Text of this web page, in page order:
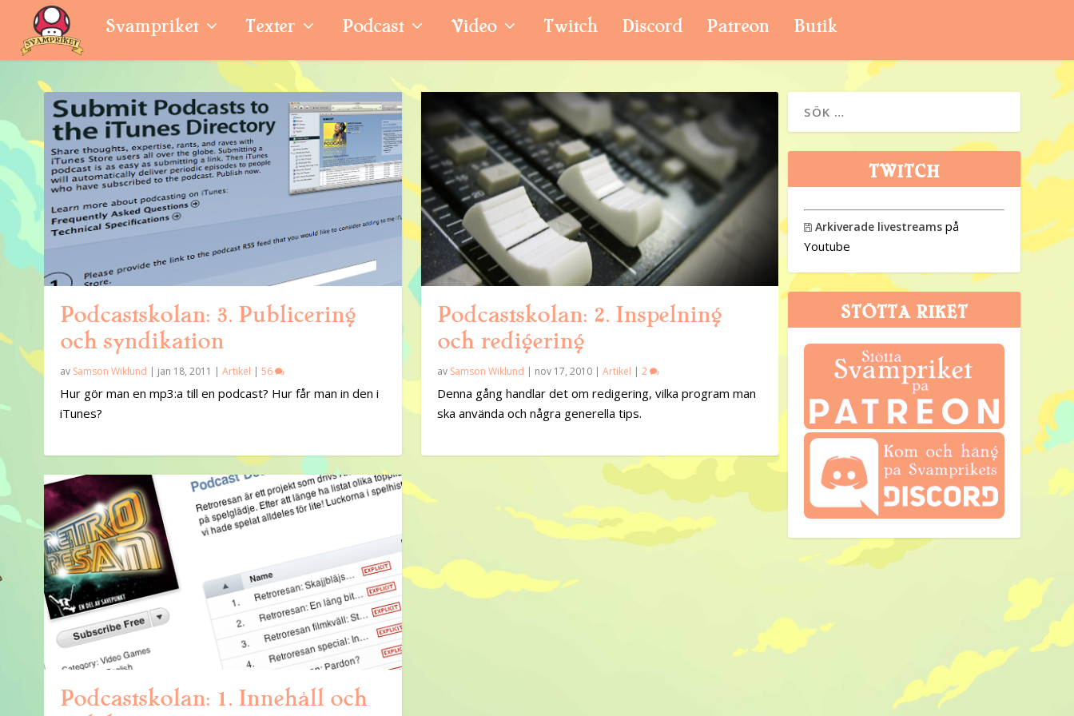
Svampriket Texter Podcast Video Twitch Discord Patreon Butik
Podcastskolan: 3. Publicering
och syndikation
av Samson Wiklund | jan 18, 2011 |Artikel |56
Hur gör man en mp3:a till en podcast? Hur får man in den i
iTunes?
Podcastskolan: 1. Innehåll och
Podcastskolan: 2. Inspelning
och redigering
av Samson Wiklund | nov 17, 2010| Artikel | 2
Denna gång handlar det om redigering, vilka program man
ska använda och några generella tips.
TWITCH
 Arkiverade livestreams på
Youtube
STÖTTA RIKET